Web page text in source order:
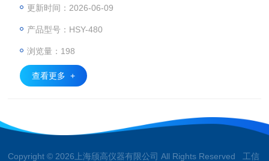
定。该产品主要用于煤矿化验室、煤炭焦化行业及相关教学科
定量的煤样
更新时间：2026-06-09
产品型号：HSY-480
浏览量：198
查看更多 +
Copyright © 2026上海颀高仪器有限公司 All Rights Reserved 工信